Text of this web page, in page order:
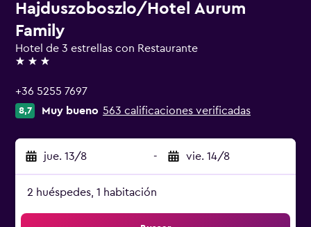
Hajduszoboszlo/Hotel Aurum
Family
Hotel de 3 estrellas con Restaurante
3 estrellas
+36 5255 7697
8,7 Muy bueno 563 calificaciones verificadas
jue. 13/8 - vie. 14/8
2 huéspedes, 1 habitación